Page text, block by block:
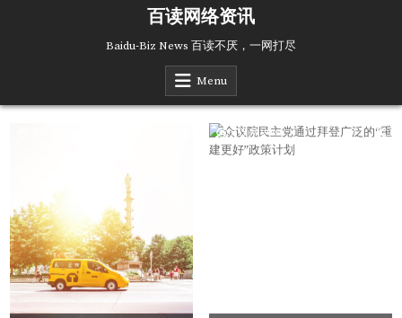
百读网络资讯
Baidu-Biz News 百读不厌，一网打尽
Menu
315Views